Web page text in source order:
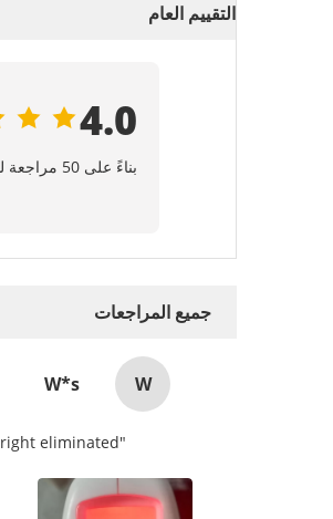
التقييم العام
4.0
بناءً على 50 مراجعة لهذا المورد
جميع المراجعات
W
W*s
"I love how the Pico 4 handles IPD adjustment. The manual slider is intuitive and stays securely in place. Getting the IPD just right eliminated！